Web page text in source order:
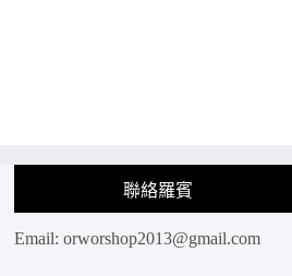
聯絡羅賓
Email: orworshop2013@gmail.com